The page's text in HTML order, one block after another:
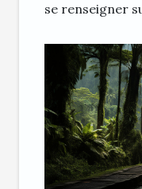
se renseigner